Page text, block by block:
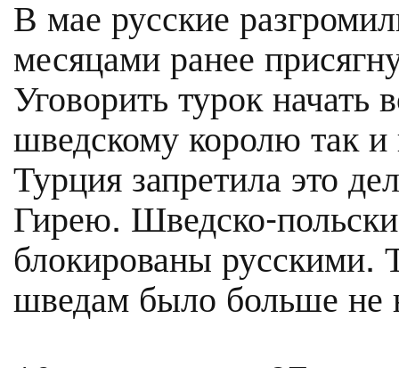
В мае русские
месяцами ранее
Уговорить турок начать
шведскому королю так и
Турция запретила это
Гирею. Шведско-
блокированы русскими.
шведам было больше не